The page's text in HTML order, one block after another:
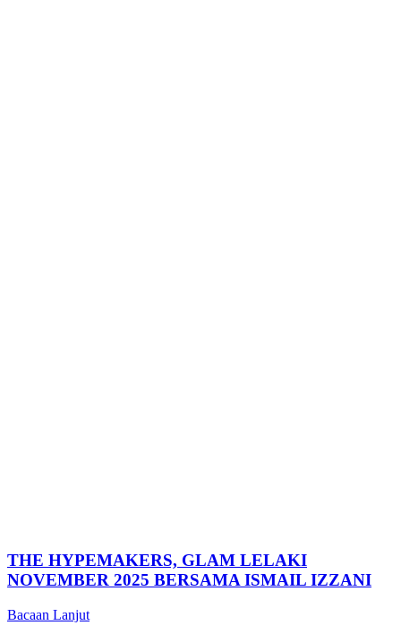
THE HYPEMAKERS, GLAM LELAKI
NOVEMBER 2025 BERSAMA ISMAIL IZZANI
Bacaan Lanjut